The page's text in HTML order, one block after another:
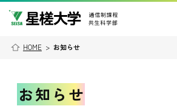
HOME > お知らせ
お知らせ